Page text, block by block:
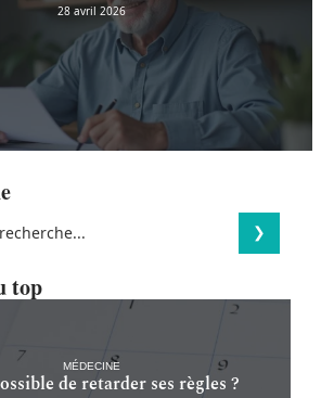
28 avril 2026
top
MÉDECINE
de retarder ses règles ?